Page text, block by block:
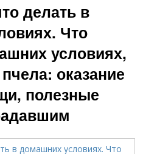
делать в
Что
условиях,
оказание
полезные